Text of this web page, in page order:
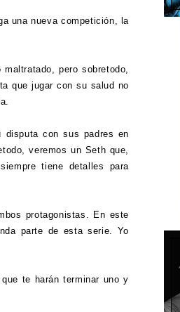
una nueva competición, la
pero sobretodo,
que jugar con su salud no
con sus padres en
veremos un Seth que,
tiene detalles para
protagonistas. En este
parte de esta serie. Yo
te harán terminar uno y